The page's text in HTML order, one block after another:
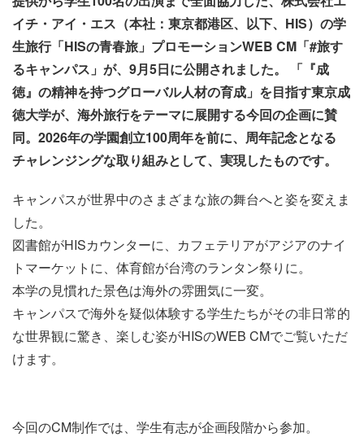
イチ・アイ・エス（本社：東京都港区、以下、HIS）の学
生旅行「HISの青春旅」プロモーションWEB CM「#旅す
るキャンパス」が、9月5日に公開されました。 「『成
徳』の精神を持つグローバル人材の育成」を目指す東京成
徳大学が、海外旅行をテーマに展開する今回の企画に賛
同。2026年の学園創立100周年を前に、周年記念となる
チャレンジングな取り組みとして、実現したものです。
キャンパスが世界中のさまざまな旅の舞台へと姿を変えま
した。
図書館がHISカウンターに、カフェテリアがアジアのナイ
トマーケットに、体育館が台湾のランタン祭りに。
本学の見慣れた景色は海外の雰囲気に一変。
キャンパスで海外を疑似体験する学生たちがその非日常的
な世界観に驚き、楽しむ姿がHISのWEB CMでご覧いただ
けます。
今回のCM制作では、学生有志が企画段階から参加。